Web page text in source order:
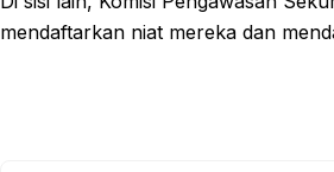
mendaftarkan niat mereka dan